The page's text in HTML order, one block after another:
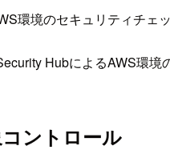
環境のセキュリティチェ
HubによるAWS環境
ントロール